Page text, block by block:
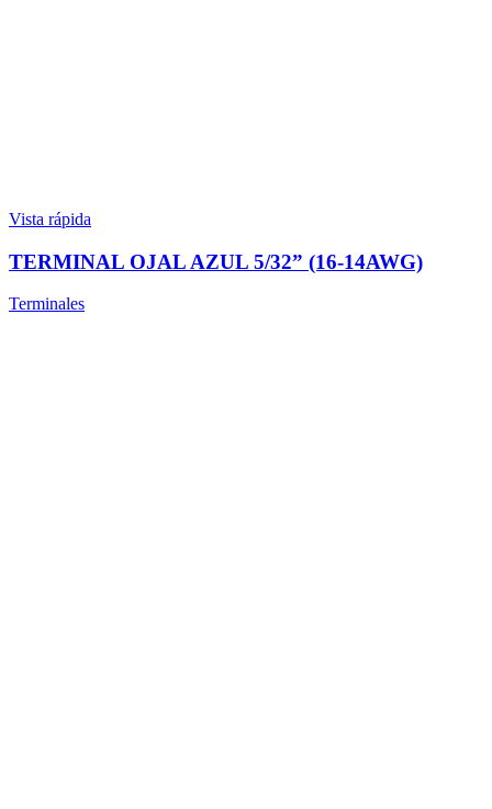
Vista rápida
TERMINAL OJAL AZUL 5/32” (16-14AWG)
Terminales